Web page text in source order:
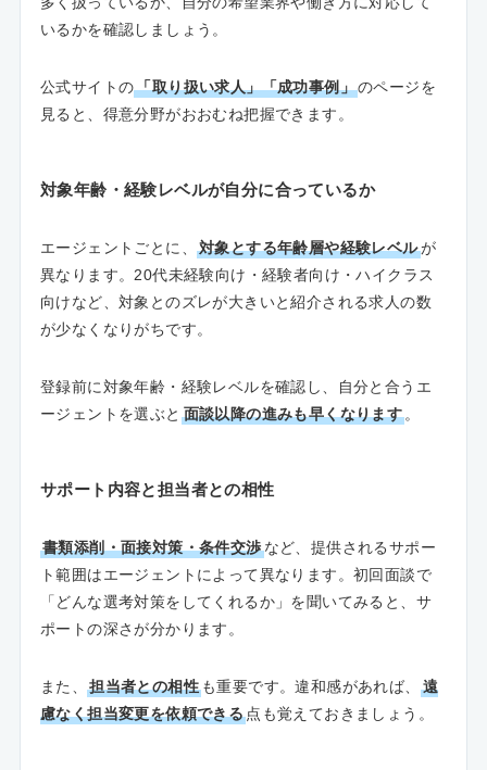
いるかを確認しましょう。
公式サイトの「取り扱い求人」「成功事例」のページを
見ると、得意分野がおおむね把握できます。
対象年齢・経験レベルが自分に合っているか
エージェントごとに、 対象とする年齢層や経験レベルが
異なります。20代未経験向け・経験者向け・ハイクラス
向けなど、対象とのズレが大きいと紹介される求人の数
が少なくなりがちです。
登録前に対象年齢・経験レベルを確認し、自分と合うエ
ージェントを選ぶと 面談以降の進みも早くなります 。
サポート内容と担当者との相性
書類添削・面接対策・条件交渉など、提供されるサポー
ト範囲はエージェントによって異なります。初回面談で
「どんな選考対策をしてくれるか」を聞いてみると、サ
ポートの深さが分かります。
また、担当者との相性も重要です。違和感があれば、
遠
慮なく担当変更を依頼できる 点も覚えておきましょう。